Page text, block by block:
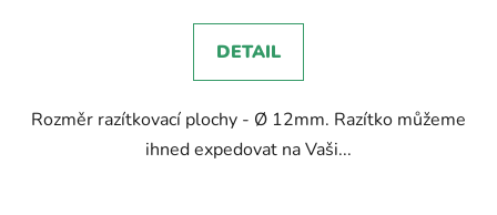
5,0
z
hvězdiček.
DETAIL
Rozměr razítkovací plochy - Ø 12mm. Razítko můžeme
ihned expedovat na Vaši...